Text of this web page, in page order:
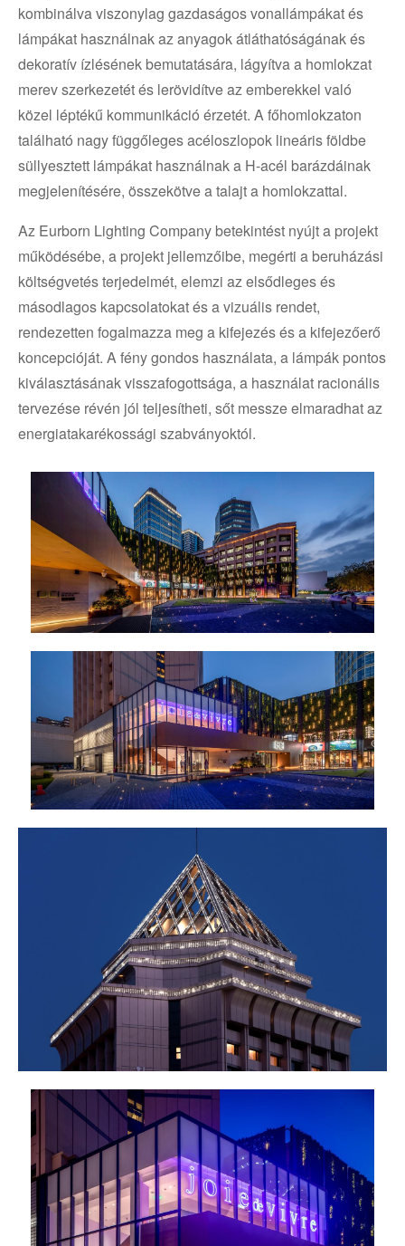
kombinálva viszonylag gazdaságos vonallámpákat és
lámpákat használnak az anyagok átláthatóságának és
dekoratív ízlésének bemutatására, lágyítva a homlokzat
merev szerkezetét és lerövidítve az emberekkel való
közel léptékű kommunikáció érzetét. A főhomlokzaton
található nagy függőleges acéloszlopok lineáris földbe
süllyesztett lámpákat használnak a H-acél barázdáinak
megjelenítésére, összekötve a talajt a homlokzattal.
Az Eurborn Lighting Company betekintést nyújt a projekt
működésébe, a projekt jellemzőibe, megérti a beruházási
költségvetés terjedelmét, elemzi az elsődleges és
másodlagos kapcsolatokat és a vizuális rendet,
rendezetten fogalmazza meg a kifejezés és a kifejezőerő
koncepcióját. A fény gondos használata, a lámpák pontos
kiválasztásának visszafogottsága, a használat racionális
tervezése révén jól teljesítheti, sőt messze elmaradhat az
energiatakarékossági szabványoktól.